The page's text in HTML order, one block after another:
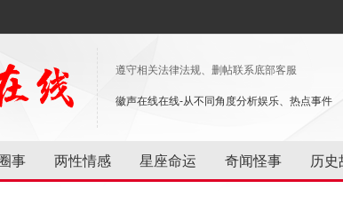
遵守相关法律法规、删帖联系底部客服
徽声在线在线-从不同角度分析娱乐、热点事件
事 两性情感 星座命运 奇闻怪事 历史